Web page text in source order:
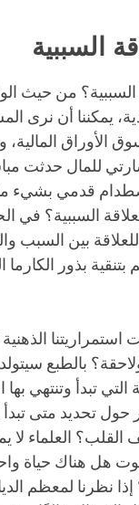
السببية
من حيث
يمكننا أن نرى
الأوراق
للمال حدثت
قدمي بشيء
السببية؟ في
بين السبب
بذور
استمراريتنا
بالطبع سيتولد
تبدأ وتنتهي بها
تحديد متى تبدأ
القلب؟ العلماء
هل هناك حياة
إذا نظرنا لمعظم